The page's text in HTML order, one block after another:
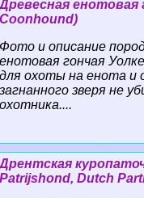
Древесная енотовая
Coonhound)
Фото и описание
енотовая гончая
для охоты на енота и
загнанного зверя не
охотника....
Дрентская
Patrijshond, Dutch